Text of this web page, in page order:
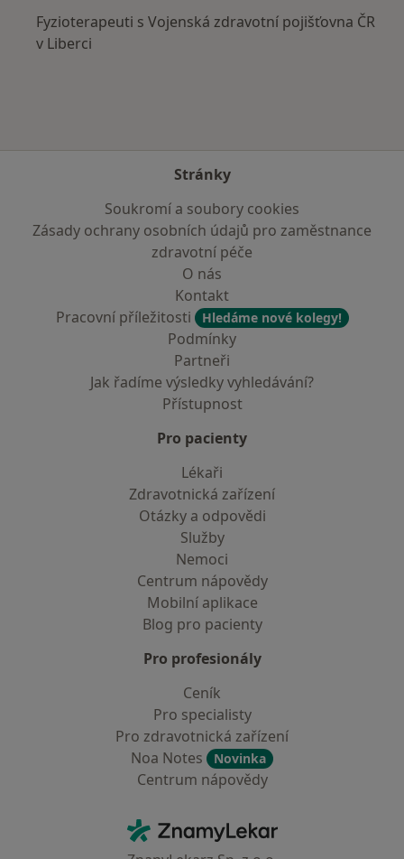
Fyzioterapeuti s Vojenská zdravotní pojišťovna ČR
v Liberci
Stránky
Soukromí a soubory cookies
Zásady ochrany osobních údajů pro zaměstnance
zdravotní péče
O nás
Kontakt
Pracovní příležitosti
Hledáme nové kolegy!
Podmínky
Partneři
Jak řadíme výsledky vyhledávání?
Přístupnost
Pro pacienty
Lékaři
Zdravotnická zařízení
Otázky a odpovědi
Služby
Nemoci
Centrum nápovědy
Mobilní aplikace
Blog pro pacienty
Pro profesionály
Ceník
Pro specialisty
Pro zdravotnická zařízení
Noa Notes
Novinka
Centrum nápovědy
ZnamyLekar - Hlavní stránka